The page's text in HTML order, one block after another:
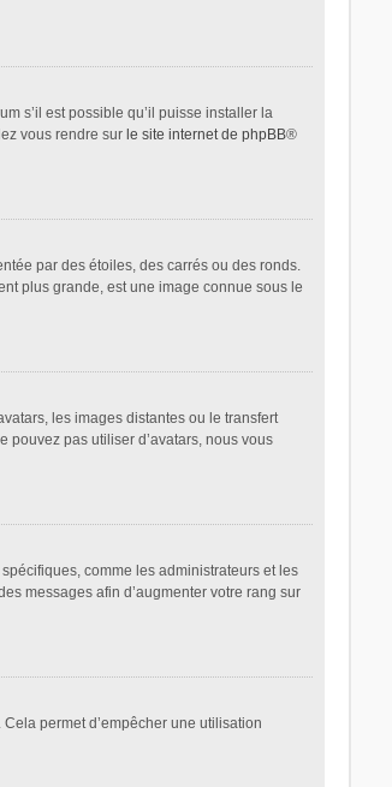
s’il est possible qu’il puisse installer la
vous rendre sur le site internet de phpBB®
par des étoiles, des carrés ou des ronds.
plus grande, est une image connue sous le
les images distantes ou le transfert
pouvez pas utiliser d’avatars, nous vous
comme les administrateurs et les
messages afin d’augmenter votre rang sur
permet d’empêcher une utilisation